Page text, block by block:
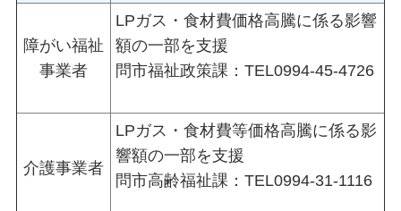
障がい福祉
事業者
LPガス・食材費価格高騰に係る影響
額の一部を支援
問市福祉政策課：TEL0994-45-4726
介護事業者
LPガス・食材費等価格高騰に係る影
響額の一部を支援
問市高齢福祉課：TEL0994-31-1116